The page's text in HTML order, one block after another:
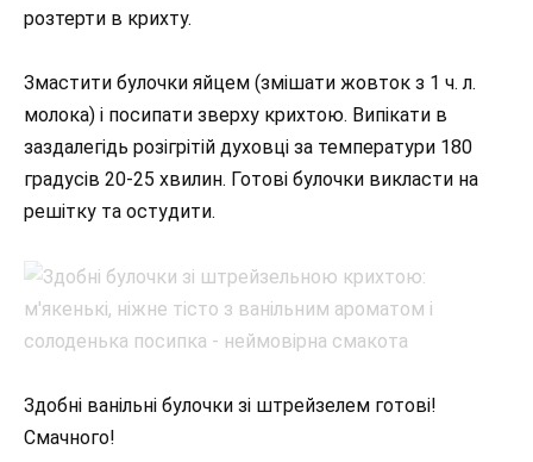
розтерти в крихту.
Змастити булочки яйцем (змішати жовток з 1 ч. л.
молока) і посипати зверху крихтою. Випікати в
заздалегідь розігрітій духовці за температури 180
градусів 20-25 хвилин. Готові булочки викласти на
решітку та остудити.
Здобні ванільні булочки зі штрейзелем готові!
Смачного!